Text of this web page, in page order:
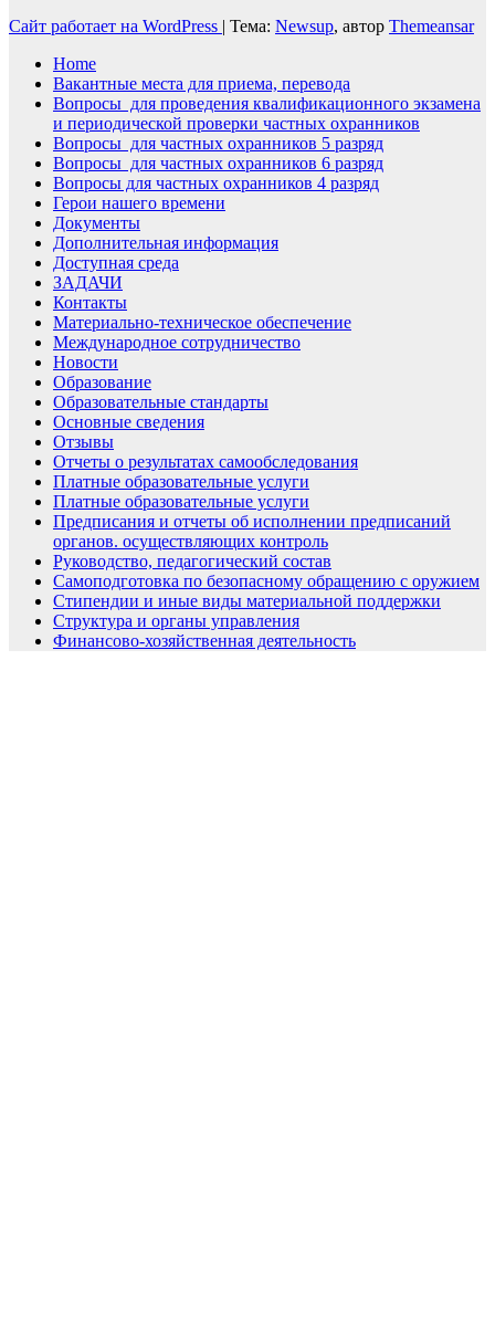
Сайт работает на WordPress | Тема: Newsup, автор Themeansar
Home
Вакантные места для приема, перевода
Вопросы для проведения квалификационного экзамена
и периодической проверки частных охранников
Вопросы для частных охранников 5 разряд
Вопросы для частных охранников 6 разряд
Вопросы для частных охранников 4 разряд
Герои нашего времени
Документы
Дополнительная информация
Доступная среда
ЗАДАЧИ
Контакты
Материально-техническое обеспечение
Международное сотрудничество
Новости
Образование
Образовательные стандарты
Основные сведения
Отзывы
Отчеты о результатах самообследования
Платные образовательные услуги
Платные образовательные услуги
Предписания и отчеты об исполнении предписаний
органов. осуществляющих контроль
Руководство, педагогический состав
Самоподготовка по безопасному обращению с оружием
Стипендии и иные виды материальной поддержки
Структура и органы управления
Финансово-хозяйственная деятельность